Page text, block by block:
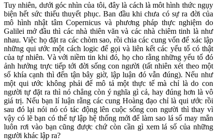
Tuy nhiên, dưới góc nhìn của tôi, đây là cách là môt hình thức ngụy
biện hết sức thiếu thuyết phục. Ban đầu khi chưa có sự ra đời của
mô hình nhật tâm Copernicus và phương pháp thực nghiệm do
Galilei mở đầu thì các nhà thiên văn và các nhà chiêm tinh là như
nhau. Việc họ đặt ra các chòm sao, rồi chia các cung vốn để xác lập
những qui ước một cách logic để gọi và liên kết các yếu tố có thật
của tự nhiên. Và với niềm tin khi đó, họ cho rằng những yếu tố đó
ảnh hưởng trực tiếp tới đời sống con người (tất nhiên xét theo một
số khía cạnh thì đến tận bây giờ, lập luận đó vẫn đúng). Nếu như
một qui ước không phải để mô tả một thực tế mà chỉ là do con
người tự đặt ra thì nó chẳng còn ý nghĩa gì cả, hay đúng hơn là vô
giá trị. Nếu bạn lí luận rằng các cung Hoàng đạo chỉ là qui ước rồi
sau đó lại nói nó có tác động lên cuộc sống con người thì thay vì
vậy có lẽ bạn có thể tự lập hệ thống mới để làm sao lá số may mắn
luôn rơi vào bạn cũng được chứ còn cần gì xem lá số của những
người khác lập ra?